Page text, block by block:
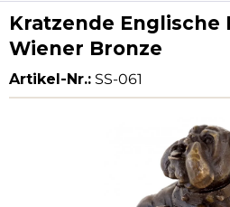
Kratzende Englische
Wiener Bronze
Artikel-Nr.: SS-061